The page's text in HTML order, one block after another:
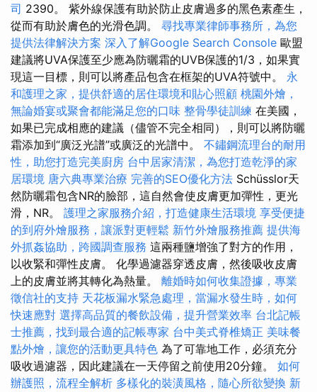
司 2390。 紫外線保護有助於防止皮膚過多的黑色素產生，
從而有助於膚色的光滑色調。 尋找專業律師事務所，為您
提供法律解決方案 深入了解Google Search Console 歐盟
建議將UVA保護至少應為防曬霜的UVB保護的1/3，如果實
現這一目標，則可以將產品包含在框架的UVA符號中。 永
和護理之家，提供舒適的居住環境和貼心照顧 桃園外燴，
無論婚宴或聚會都能滿足您的口味 整骨學徒訓練 在美國，
如果已完成相應的建議（儘管不完全相同），則可以將防曬
霜添加到“廣泛光譜”或廣泛的光譜中。 不鏽鋼流理台的耐用
性，助您打造完美廚房 台中居家清潔，為您打造乾淨的家
居環境 唐六典專業治療 完善的SEO優化方法 Schüsslor天
然防曬霜包含NR的臉部，這自然會使皮膚更加彈性，更光
滑，NR。 護理之家服務介紹，打造健康生活環境 享受便捷
的到府外燴服務，讓派對更輕鬆 新竹外燴服務推薦 提供海
外抓姦協助，跨國調查服務 這兩種鹽增強了對方的作用，
以收緊和彈性皮膚。 化學過濾器穿透皮膚，然後吸收皮膚
上的皮膚並將其轉化為熱量。 離婚時如何收集證據，專業
徵信社的支持 天花板漏水緊急處理，當漏水發生時，如何
快速應對 選擇高品質的餐飲設備，提升營業效率 台北記帳
士推薦，找到最合適的記帳專家 台中美式脊椎矯正 美味餐
點外燴，讓您的活動更具特色 為了可靠地工作，必須充分
吸收過濾器，因此建議在一天停留之前使用20分鐘。 如何
辦護照，流程全解析 多樣化的裝潢風格，隨心所欲變換 新